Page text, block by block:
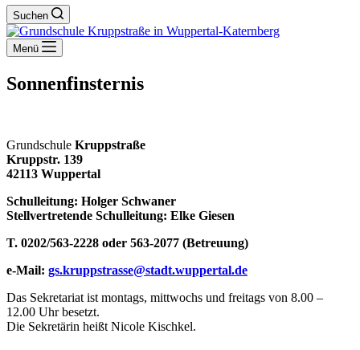
Suchen
Menü
Sonnenfinsternis
Grundschule Kruppstraße
Kruppstr. 139
42113 Wuppertal
Schulleitung: Holger Schwaner
Stellvertretende Schulleitung: Elke Giesen
T. 0202/563-2228 oder 563-2077 (Betreuung)
e-Mail: gs.kruppstrasse@stadt.wuppertal.de
Das Sekretariat ist montags, mittwochs und freitags von 8.00 –
12.00 Uhr besetzt.
Die Sekretärin heißt Nicole Kischkel.